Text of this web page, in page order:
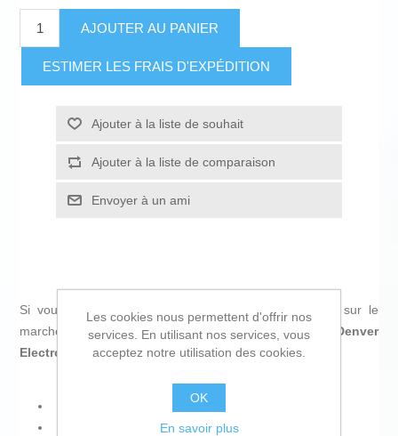
AJOUTER AU PANIER
ESTIMER LES FRAIS D'EXPÉDITION
Ajouter à la liste de souhait
Ajouter à la liste de comparaison
Envoyer à un ami
Si vous êtes à la recherche de nouvelles tendances sur le
marché, nous vous présentonsMontre intelligente Denver
Electronics SWC-387RO Rose Rose Or!
Type de montre: Montre intelligente
Produit à brancher: Oui
Les cookies nous permettent d'offrir nos
services. En utilisant nos services, vous
acceptez notre utilisation des cookies.
OK
En savoir plus